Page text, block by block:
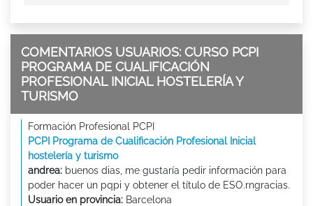
COMENTARIOS USUARIOS: CURSO PCPI
PROGRAMA DE CUALIFICACIÓN
PROFESIONAL INICIAL HOSTELERÍA Y
TURISMO
Formación Profesional PCPI
PCPI Programa de Cualificación Profesional Inicial
hostelería y turismo
andrea: buenos dias, me gustaría pedir información para
poder hacer un pqpi y obtener el título de ESO.rngracias.
Usuario en provincia: Barcelona